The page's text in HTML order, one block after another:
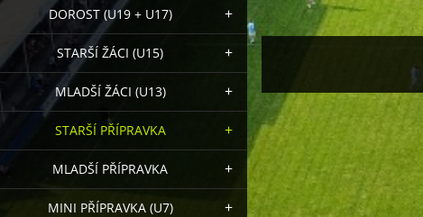
DOROST (U19 + U17)
STARŠÍ ŽÁCI (U15)
MLADŠÍ ŽÁCI (U13)
STARŠÍ PŘÍPRAVKA
MLADŠÍ PŘÍPRAVKA
MINI PŘÍPRAVKA (U7)